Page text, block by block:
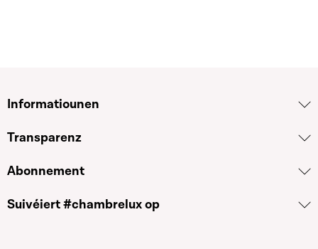
Informatiounen
Transparenz
Abonnement
Suivéiert #chambrelux op